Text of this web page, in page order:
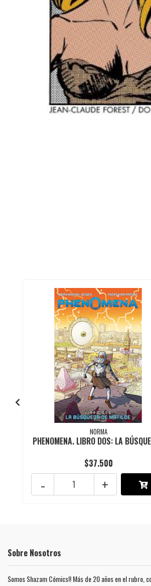
NORMA
PHENOMENA. LIBRO DOS: LA
$37.500
+
-
Sobre Nosotros
Somos Shazam Cómics!! Más de 20 años en el rubro,